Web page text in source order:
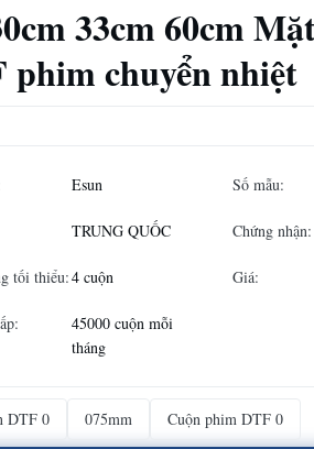
33cm 60cm
phim chuyển nhiệt
Esun Số mẫu:
TRUNG QUỐC Chứng nhận:
tối thiểu:4 cuộn Giá:
45000 cuộn mỗi
tháng
DTF 0 075mm Cuộn phim DTF 0